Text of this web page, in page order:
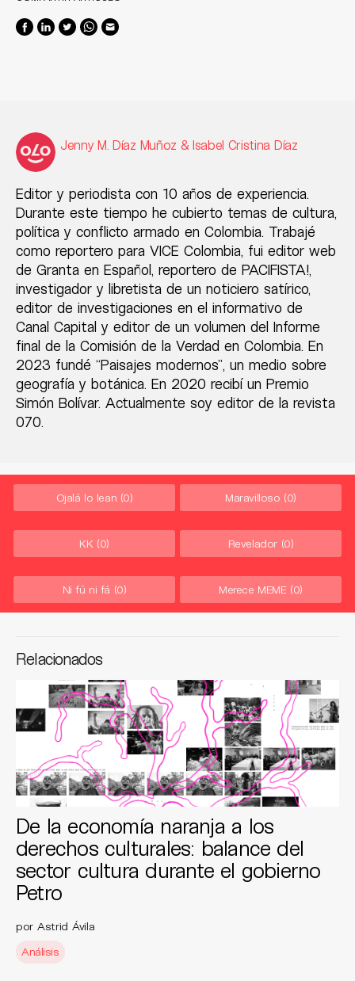
Jenny M. Díaz Muñoz & Isabel Cristina Díaz
Editor y periodista con 10 años de experiencia.
Durante este tiempo he cubierto temas de cultura,
política y conflicto armado en Colombia. Trabajé
como reportero para VICE Colombia, fui editor web
de Granta en Español, reportero de PACIFISTA!,
investigador y libretista de un noticiero satírico,
editor de investigaciones en el informativo de
Canal Capital y editor de un volumen del Informe
final de la Comisión de la Verdad en Colombia. En
2023 fundé “Paisajes modernos”, un medio sobre
geografía y botánica. En 2020 recibí un Premio
Simón Bolívar. Actualmente soy editor de la revista
070.
Ojalá lo lean (0) Maravilloso (0)
KK (0) Revelador (0)
Ni fú ni fá (0) Merece MEME (0)
Relacionados
De la economía naranja a los
derechos culturales: balance del
sector cultura durante el gobierno
Petro
por Astrid Ávila
Análisis